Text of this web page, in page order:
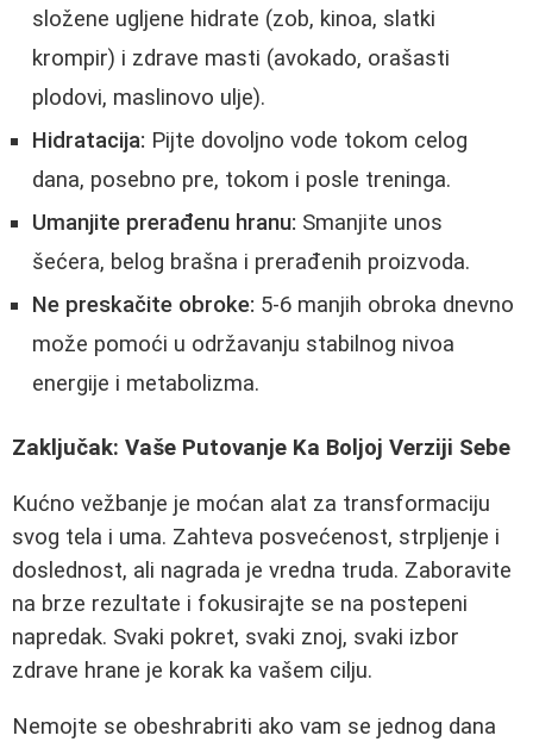
složene ugljene hidrate (zob, kinoa, slatki
krompir) i zdrave masti (avokado, orašasti
plodovi, maslinovo ulje).
Hidratacija: Pijte dovoljno vode tokom celog
dana, posebno pre, tokom i posle treninga.
Umanjite prerađenu hranu: Smanjite unos
šećera, belog brašna i prerađenih proizvoda.
Ne preskačite obroke: 5-6 manjih obroka dnevno
može pomoći u održavanju stabilnog nivoa
energije i metabolizma.
Zaključak: Vaše Putovanje Ka Boljoj Verziji Sebe
Kućno vežbanje je moćan alat za transformaciju
svog tela i uma. Zahteva posvećenost, strpljenje i
doslednost, ali nagrada je vredna truda. Zaboravite
na brze rezultate i fokusirajte se na postepeni
napredak. Svaki pokret, svaki znoj, svaki izbor
zdrave hrane je korak ka vašem cilju.
Nemojte se obeshrabriti ako vam se jednog dana